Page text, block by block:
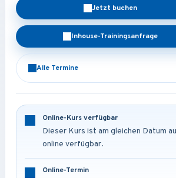
Jetzt buchen
Inhouse-Trainingsanfrage
Alle Termine
Online-Kurs verfügbar
Dieser Kurs ist am gleichen Datum
online verfügbar.
Online-Termin